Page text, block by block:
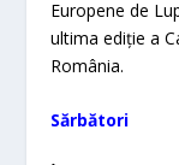
Europene de
ultima ediție a
România.
Sărbători​